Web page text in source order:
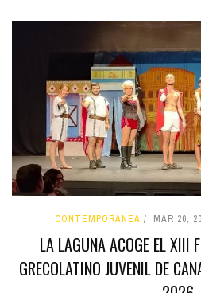
CONTEMPORÁNEA MAR 20,
LA LAGUNA ACOGE EL XIII
GRECOLATINO JUVENIL DE